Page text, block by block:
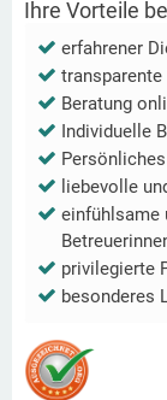
Ihre Vorteile
erfahrener
Beratung
Individuelle
liebevolle
einfühlsame
privilegierte
besonderes